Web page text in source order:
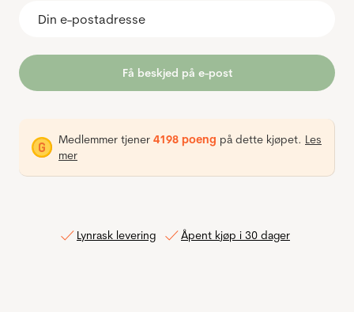
Få beskjed på e-post
Medlemmer tjener 4198 poeng på dette kjøpet. Les
mer
Lynrask levering Åpent kjøp i 30 dager